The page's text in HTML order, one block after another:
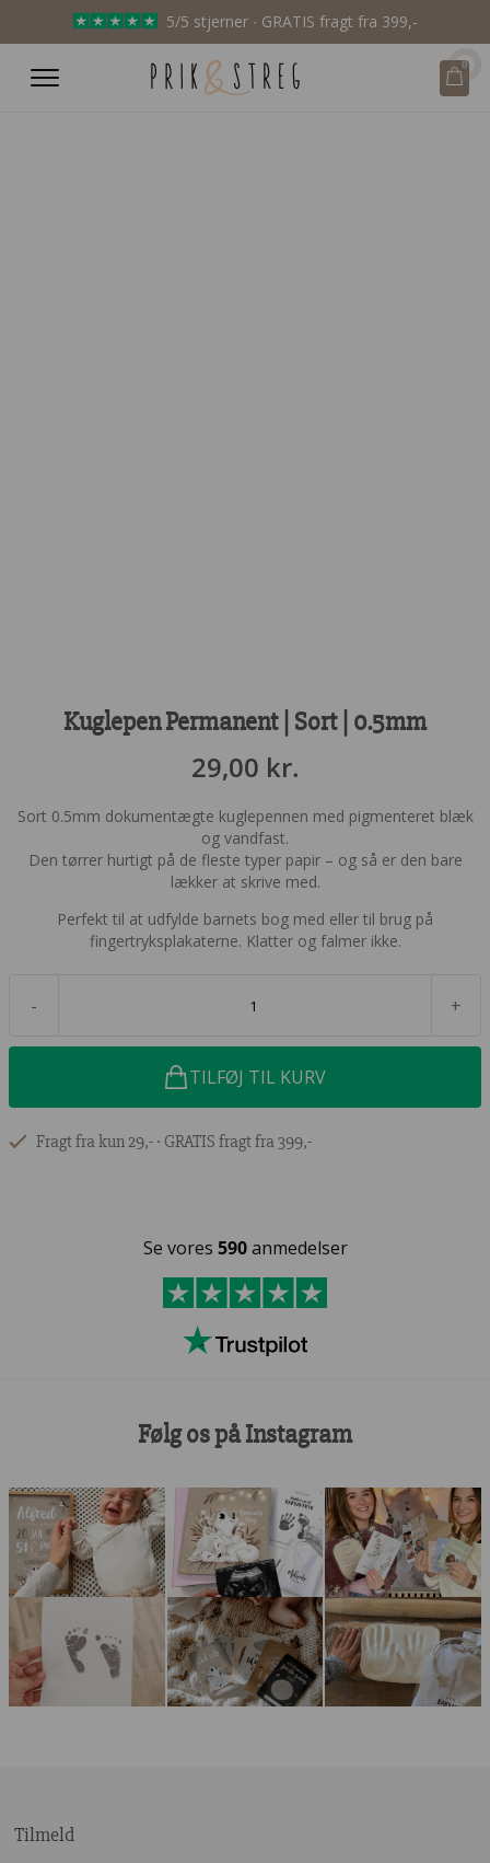
5/5 stjerner ∙ GRATIS fragt fra 399,-
0
Kuglepen Permanent | Sort | 0.5mm
29,00 kr.
Sort 0.5mm dokumentægte kuglepennen med pigmenteret blæk
og vandfast.
Den tørrer hurtigt på de fleste typer papir – og så er den bare
lækker at skrive med.
Perfekt til at udfylde barnets bog med eller til brug på
fingertryksplakaterne. Klatter og falmer ikke.
- +
TILFØJ TIL KURV
Fragt fra kun 29,- ∙ GRATIS fragt fra 399,-
Se vores 590anmedelser
Følg os på Instagram
Tilmeld